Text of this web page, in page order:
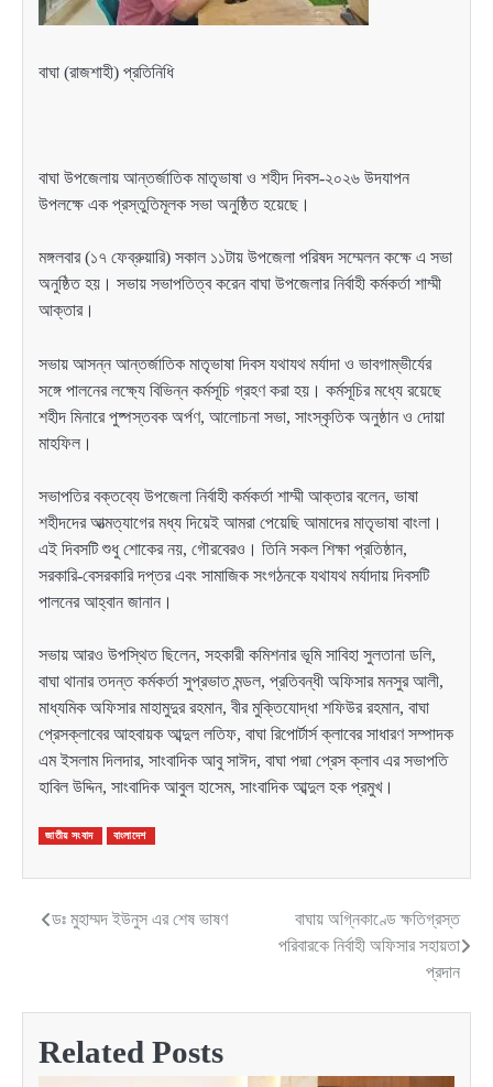
বাঘা (রাজশাহী) প্রতিনিধি
বাঘা উপজেলায় আন্তর্জাতিক মাতৃভাষা ও শহীদ দিবস-২০২৬ উদযাপন
উপলক্ষে এক প্রস্তুতিমূলক সভা অনুষ্ঠিত হয়েছে।
মঙ্গলবার (১৭ ফেব্রুয়ারি) সকাল ১১টায় উপজেলা পরিষদ সম্মেলন কক্ষে এ সভা
অনুষ্ঠিত হয়। সভায় সভাপতিত্ব করেন বাঘা উপজেলার নির্বাহী কর্মকর্তা শাম্মী
আক্তার।
সভায় আসন্ন আন্তর্জাতিক মাতৃভাষা দিবস যথাযথ মর্যাদা ও ভাবগাম্ভীর্যের
সঙ্গে পালনের লক্ষ্যে বিভিন্ন কর্মসূচি গ্রহণ করা হয়। কর্মসূচির মধ্যে রয়েছে
শহীদ মিনারে পুষ্পস্তবক অর্পণ, আলোচনা সভা, সাংস্কৃতিক অনুষ্ঠান ও দোয়া
মাহফিল।
সভাপতির বক্তব্যে উপজেলা নির্বাহী কর্মকর্তা শাম্মী আক্তার বলেন, ভাষা
শহীদদের আত্মত্যাগের মধ্য দিয়েই আমরা পেয়েছি আমাদের মাতৃভাষা বাংলা।
এই দিবসটি শুধু শোকের নয়, গৌরবেরও। তিনি সকল শিক্ষা প্রতিষ্ঠান,
সরকারি-বেসরকারি দপ্তর এবং সামাজিক সংগঠনকে যথাযথ মর্যাদায় দিবসটি
পালনের আহ্বান জানান।
সভায় আরও উপস্থিত ছিলেন, সহকারী কমিশনার ভূমি সাবিহা সুলতানা ডলি,
বাঘা থানার তদন্ত কর্মকর্তা সুপ্রভাত মন্ডল, প্রতিবন্ধী অফিসার মনসুর আলী,
মাধ্যমিক অফিসার মাহামুদুর রহমান, বীর মুক্তিযোদ্ধা শফিউর রহমান, বাঘা
প্রেসক্লাবের আহবায়ক আব্দুল লতিফ, বাঘা রিপোর্টার্স ক্লাবের সাধারণ সম্পাদক
এম ইসলাম দিলদার, সাংবাদিক আবু সাঈদ, বাঘা পদ্মা প্রেস ক্লাব এর সভাপতি
হাবিল উদ্দিন, সাংবাদিক আবুল হাসেম, সাংবাদিক আব্দুল হক প্রমুখ।
জাতীয় সংবাদ বাংলাদেশ
Postডঃ মুহাম্মদ ইউনুস এর শেষ ভাষণ
বাঘায় অগ্নিকাণ্ডে ক্ষতিগ্রস্ত
পরিবারকে নির্বাহী অফিসার সহায়তা
প্রদান
Related Posts